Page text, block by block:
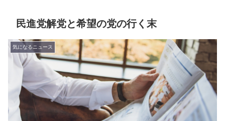
民進党解党と希望の党の行く末
気になるニュース